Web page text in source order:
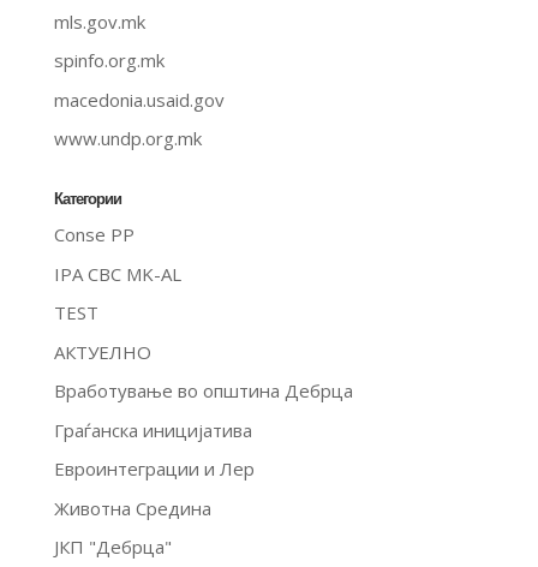
mls.gov.mk
spinfo.org.mk
macedonia.usaid.gov
www.undp.org.mk
Категории
Conse PP
IPA CBC MK-AL
TEST
АКТУЕЛНО
Вработување во општина Дебрца
Граѓанска иницијатива
Евроинтеграции и Лер
Животна Средина
ЈКП "Дебрца"